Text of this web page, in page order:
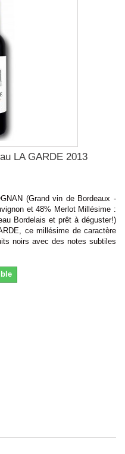
LA GARDE 2013
(Grand vin de Bordeaux -
et 48% Merlot Millésime :
Bordelais et prêt à déguster!)
ce millésime de caractère
noirs avec des notes subtiles